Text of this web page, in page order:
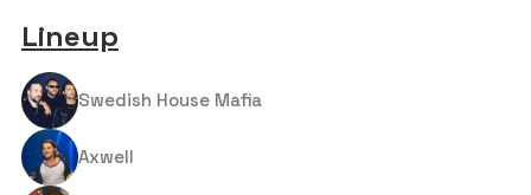
Lineup
Swedish House Mafia
Axwell
e
s
+
1